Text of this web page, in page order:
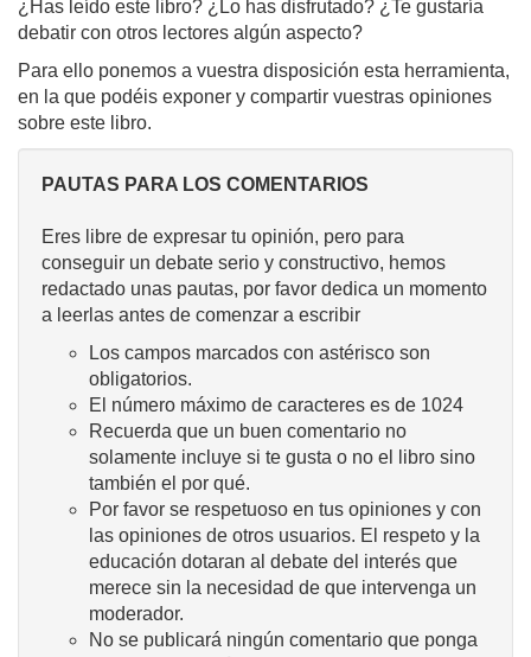
¿Has leído este libro? ¿Lo has disfrutado? ¿Te gustaría
debatir con otros lectores algún aspecto?
Para ello ponemos a vuestra disposición esta herramienta,
en la que podéis exponer y compartir vuestras opiniones
sobre este libro.
PAUTAS PARA LOS COMENTARIOS
Eres libre de expresar tu opinión, pero para
conseguir un debate serio y constructivo, hemos
redactado unas pautas, por favor dedica un momento
a leerlas antes de comenzar a escribir
Los campos marcados con astérisco son
obligatorios.
El número máximo de caracteres es de 1024
Recuerda que un buen comentario no
solamente incluye si te gusta o no el libro sino
también el por qué.
Por favor se respetuoso en tus opiniones y con
las opiniones de otros usuarios. El respeto y la
educación dotaran al debate del interés que
merece sin la necesidad de que intervenga un
moderador.
No se publicará ningún comentario que ponga